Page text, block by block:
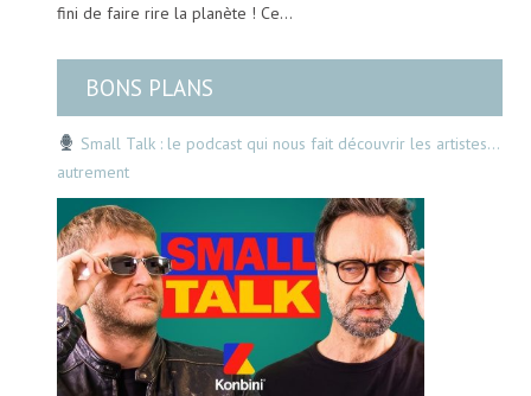
fini de faire rire la planète ! Ce…
BONS PLANS
Small Talk : le podcast qui nous fait découvrir les artistes…
autrement